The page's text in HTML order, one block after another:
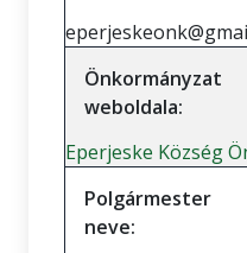
Önkormányzat
weboldala:
Eperjeske Község
Polgármester
neve: